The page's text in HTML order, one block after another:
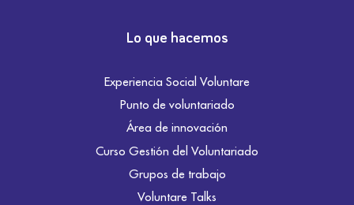
Lo que hacemos
Experiencia Social Voluntare
Punto de voluntariado
Área de innovación
Curso Gestión del Voluntariado
Grupos de trabajo
Voluntare Talks